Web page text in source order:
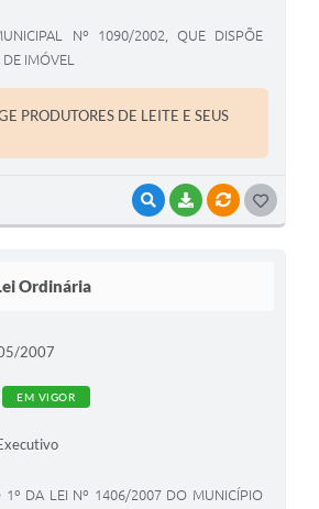
VISUALIZAR
BAIXARVÍNCULOS
Nº 1090/2002, QUE DISPÕE
IMÓVEL
PRODUTORES DE LEITE E SEUS
Ordinária
2007
EM VIGOR
1º DA LEI Nº 1406/2007 DO MUNICÍPIO